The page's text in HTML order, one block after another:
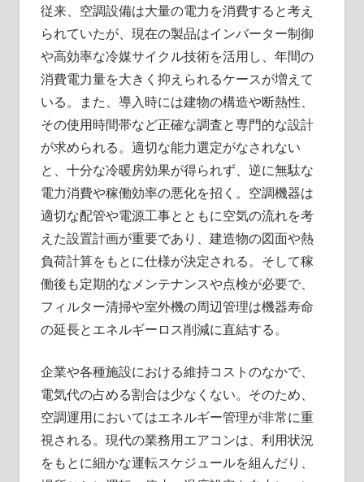
従来、空調設備は大量の電力を消費すると考え
られていたが、現在の製品はインバーター制御
や高効率な冷媒サイクル技術を活用し、年間の
消費電力量を大きく抑えられるケースが増えて
いる。また、導入時には建物の構造や断熱性、
その使用時間帯など正確な調査と専門的な設計
が求められる。適切な能力選定がなされない
と、十分な冷暖房効果が得られず、逆に無駄な
電力消費や稼働効率の悪化を招く。空調機器は
適切な配管や電源工事とともに空気の流れを考
えた設置計画が重要であり、建造物の図面や熱
負荷計算をもとに仕様が決定される。そして稼
働後も定期的なメンテナンスや点検が必要で、
フィルター清掃や室外機の周辺管理は機器寿命
の延長とエネルギーロス削減に直結する。
企業や各種施設における維持コストのなかで、
電気代の占める割合は少なくない。そのため、
空調運用においてはエネルギー管理が非常に重
視される。現代の業務用エアコンは、利用状況
をもとに細かな運転スケジュールを組んだり、